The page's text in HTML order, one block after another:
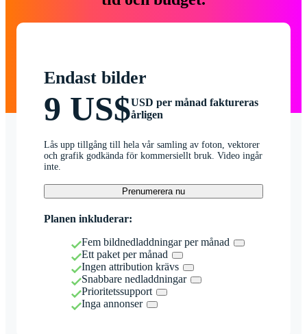
Endast bilder
9 US$USD per månad faktureras
årligen
Lås upp tillgång till hela vår samling av foton, vektorer
och grafik godkända för kommersiellt bruk. Video ingår
inte.
Prenumerera nu
Planen inkluderar:
Fem bildnedladdningar per månad
Ett paket per månad
Ingen attribution krävs
Snabbare nedladdningar
Prioritetssupport
Inga annonser